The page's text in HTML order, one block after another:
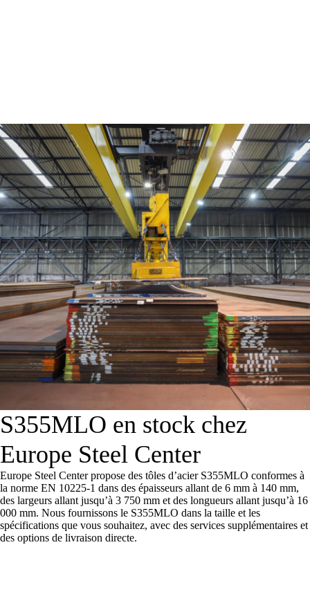
S355MLO en stock chez
Europe Steel Center
Europe Steel Center propose des tôles d’acier S355MLO conformes à
la norme EN 10225-1 dans des épaisseurs allant de 6 mm à 140 mm,
des largeurs allant jusqu’à 3 750 mm et des longueurs allant jusqu’à 16
000 mm. Nous fournissons le S355MLO dans la taille et les
spécifications que vous souhaitez, avec des services supplémentaires et
des options de livraison directe.